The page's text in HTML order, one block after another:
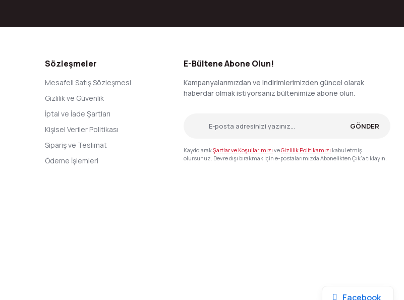
Sözleşmeler
Mesafeli Satış Sözleşmesi
Gizlilik ve Güvenlik
İptal ve İade Şartları
Kişisel Veriler Politikası
Sipariş ve Teslimat
Ödeme İşlemleri
E-Bültene Abone Olun!
Kampanyalarımızdan ve indirimlerimizden güncel olarak
haberdar olmak istiyorsanız bültenimize abone olun.
GÖNDER
KaydolarakŞartlar ve Koşullarımızı veGizlilik Politikamızı kabul etmiş
olursunuz. Devre dışı bırakmak için e-postalarımızda Abonelikten Çık'a tıklayın.
Facebook